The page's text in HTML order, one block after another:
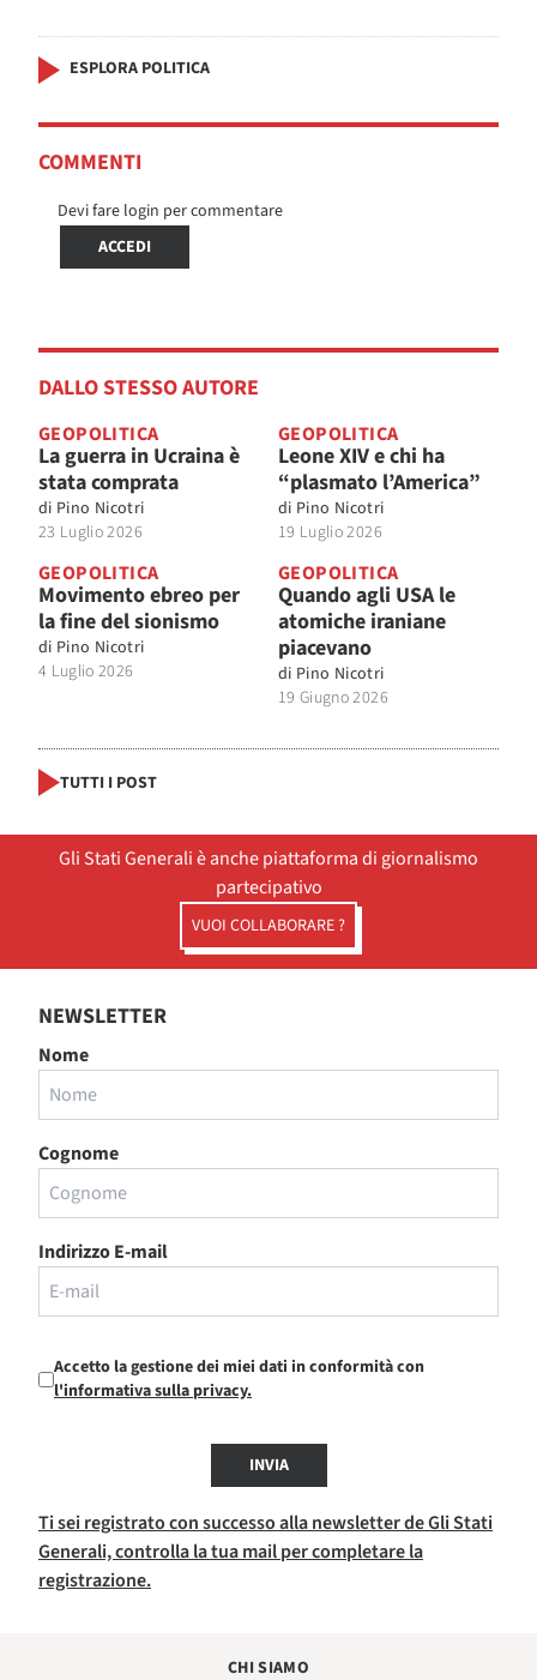
ESPLORA POLITICA
COMMENTI
Devi fare login per commentare
ACCEDI
DALLO STESSO AUTORE
GEOPOLITICA
La guerra in Ucraina è
stata comprata
di Pino Nicotri
23 Luglio 2026
GEOPOLITICA
Leone XIV e chi ha
“plasmato l’America”
di Pino Nicotri
19 Luglio 2026
GEOPOLITICA
Movimento ebreo per
la fine del sionismo
di Pino Nicotri
4 Luglio 2026
GEOPOLITICA
Quando agli USA le
atomiche iraniane
piacevano
di Pino Nicotri
19 Giugno 2026
TUTTI I POST
Gli Stati Generali è anche piattaforma di giornalismo
partecipativo
VUOI COLLABORARE ?
NEWSLETTER
Nome
Cognome
Indirizzo E-mail
Accetto la gestione dei miei dati in conformità con
l'informativa sulla privacy.
INVIA
Ti sei registrato con successo alla newsletter de Gli Stati
Generali, controlla la tua mail per completare la
registrazione.
CHI SIAMO